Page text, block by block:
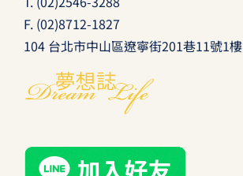
F. (02)8712-1827
104 台北市中山區遼寧街201巷11號1樓